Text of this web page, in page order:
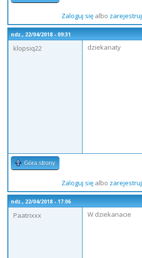
Zaloguj sięalbo zarejestruj
ndz., 22/04/2018 - 09:31
klopsiq22
dziekanaty
Góra strony
Zaloguj sięalbo zarejestruj
ndz., 22/04/2018 - 17:06
Paatrixxx
W dziekanacie